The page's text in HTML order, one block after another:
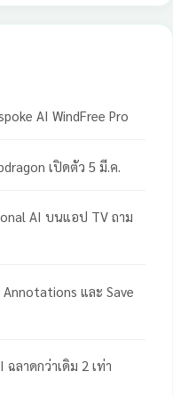
AI WindFree Pro
เปิดตัว 5 มี.ค.
AI บนแอป TV ถาม
Annotations และ Save
ฉลาดกว่าเดิม 2 เท่า